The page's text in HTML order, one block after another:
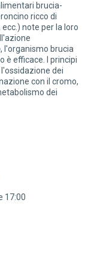
brucia-
ricco di
note per la loro
, l'organismo brucia
è efficace. I principi
dei
con il cromo,
dei
17:00